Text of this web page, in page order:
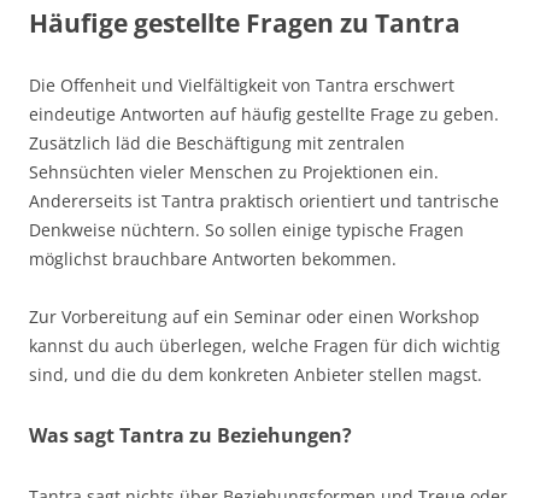
Häufige gestellte Fragen zu Tantra
Die Offenheit und Vielfältigkeit von Tantra erschwert
eindeutige Antworten auf häufig gestellte Frage zu geben.
Zusätzlich läd die Beschäftigung mit zentralen
Sehnsüchten vieler Menschen zu Projektionen ein.
Andererseits ist Tantra praktisch orientiert und tantrische
Denkweise nüchtern. So sollen einige typische Fragen
möglichst brauchbare Antworten bekommen.
Zur Vorbereitung auf ein Seminar oder einen Workshop
kannst du auch überlegen, welche Fragen für dich wichtig
sind, und die du dem konkreten Anbieter stellen magst.
Was sagt Tantra zu Beziehungen?